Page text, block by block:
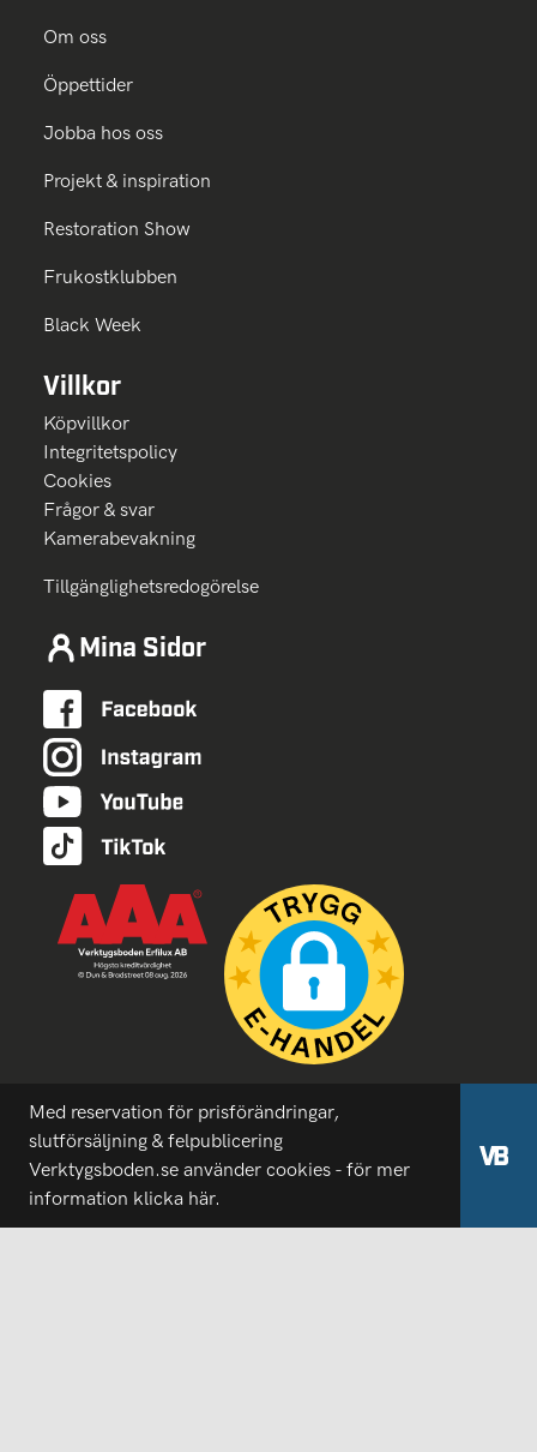
Om oss
Öppettider
Jobba hos oss
Projekt & inspiration
Restoration Show
Frukostklubben
Black Week
Villkor
Köpvillkor
Integritetspolicy
Cookies
Frågor & svar
Kamerabevakning
Tillgänglighetsredogörelse
Mina Sidor
Med reservation för prisförändringar,
slutförsäljning & felpublicering
Verktygsboden.se använder cookies - för mer
information klicka här.